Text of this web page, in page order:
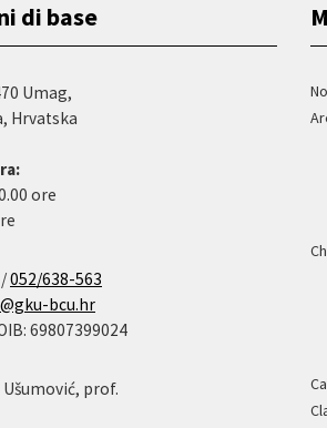
di base
Umag,
Hrvatska
ore
/052/638-563
bcu.hr
69807399024
prof.